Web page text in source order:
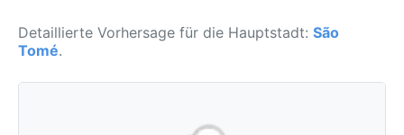
Detaillierte Vorhersage für die Hauptstadt: São
Tomé.